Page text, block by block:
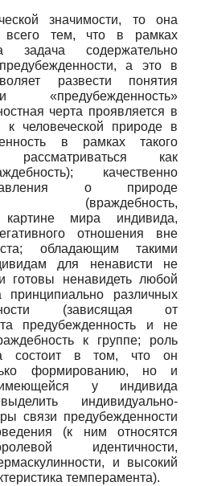
значимости, то она
всего тем, что в рамках
задача содержательно
а это в
развести понятия
«предубежденность»
черта проявляется в
к человеческой природе в
в рамках такого
как
качественно
о природе
(враждебность,
картине мира индивида,
отношения вне
обладающим такими
для ненависти не
ненавидеть любой
принципиально различных
(зависящая от
предубежденность и не
к группе; роль
состоит в том, что он
формированию, но и
у индивида
индивидуально-
связи предубежденности
(к ним относятся
идентичности,
и высокий
темперамента).